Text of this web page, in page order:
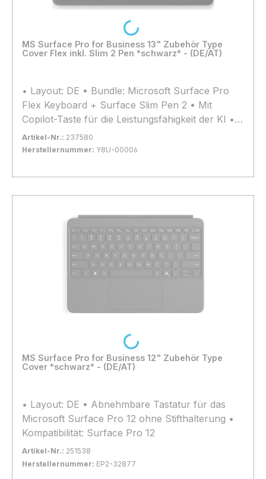
MS Surface Pro for Business 13" Zubehör Type
Cover Flex inkl. Slim 2 Pen *schwarz* - (DE/AT)
• Layout: DE • Bundle: Microsoft Surface Pro
Flex Keyboard + Surface Slim Pen 2 • Mit
Copilot-Taste für die Leistungsfähigkeit der KI •
Die integrierte Stiftaufbewahrung ermöglicht ein
sicheres und einfaches Aufladen • Kompatibilität:
Surface Pro 9, Surface Pro 8
Artikel-Nr.: 237580
Herstellernummer: Y8U-00006
In den Warenkorb
Loading...
MS Surface Pro for Business 12" Zubehör Type
Cover *schwarz* - (DE/AT)
• Layout: DE • Abnehmbare Tastatur für das
Microsoft Surface Pro 12 ohne Stifthalterung •
Kompatibilität: Surface Pro 12
Artikel-Nr.: 251538
Herstellernummer: EP2-32877
Loading...